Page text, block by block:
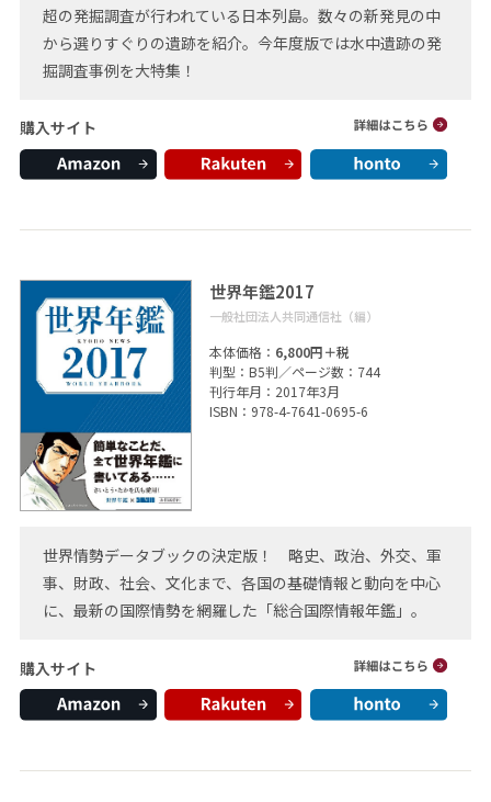
超の発掘調査が行われている日本列島。数々の新発見の中
から選りすぐりの遺跡を紹介。今年度版では水中遺跡の発
掘調査事例を大特集！
購入サイト
世界年鑑2017
一般社団法人共同通信社（編）
本体価格： 6,800円＋税
判型：B5判／ページ数：744
刊行年月：2017年3月
ISBN：978-4-7641-0695-6
世界情勢データブックの決定版！ 略史、政治、外交、軍
事、財政、社会、文化まで、各国の基礎情報と動向を中心
に、最新の国際情勢を網羅した「総合国際情報年鑑」。
購入サイト